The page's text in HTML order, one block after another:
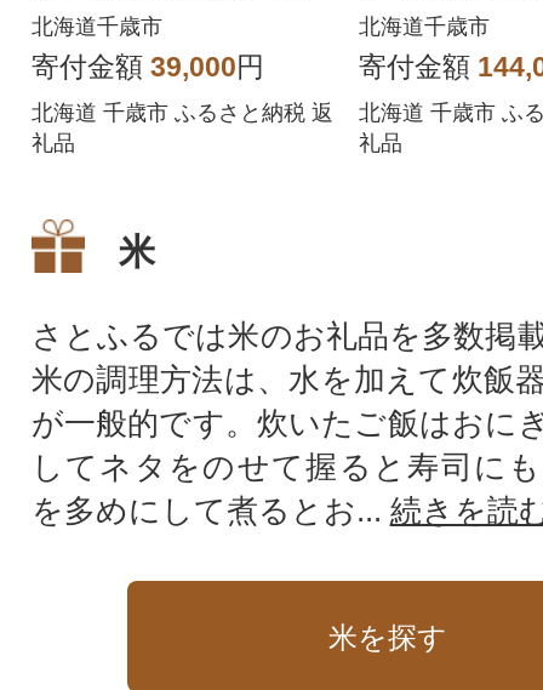
ク5kg×1袋)
北海道千歳市
寄付金額 39,000円
北海道 千歳市 ふるさと納税 返
礼品
g×2袋)
北海道千歳市
寄付金額
北海道 千歳市 ふ
礼品
米
さとふるでは米のお礼品を多数掲
米の調理方法は、水を加えて炊飯
が一般的です。炊いたご飯はおに
してネタをのせて握ると寿司に
を多めにして煮るとお... 続きを読
米を探す